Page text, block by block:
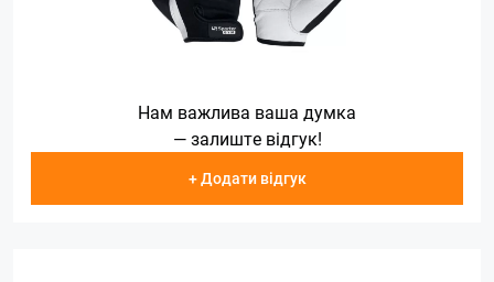
Нам важлива ваша думка
— залиште відгук!
+ Додати відгук